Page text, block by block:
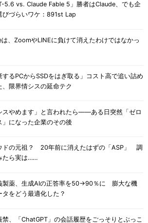
5.6 vs. Claude Fable 5」勝者はClaude、でも企
びづらいワケ：891st Lap
は、ZoomやLINEに負けて消えたわけではなかっ
するPCからSSDをはぎ取る」コスト高で追い詰め
、限界情シスの延命テク
スやめます」と言われたら――ある日突然「ゼロ
」になった企業のその後
ドの元祖？ 20年前に消えたはずの「ASP」 調
たら実は……
製薬、生成AIの正答率を50→90％に 膨大な機
タをどう最適化した？
禁、「ChatGPT」の会話履歴をごっそりとぶっこ